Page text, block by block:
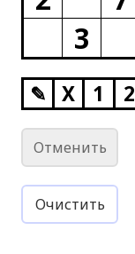
3
✎ X 1 2
Отменить
Очистить